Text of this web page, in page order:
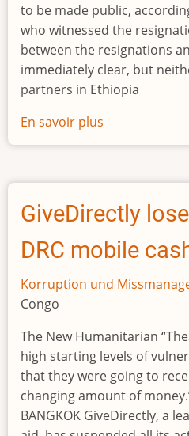
to be made public,
who witnessed the
between the resignations
immediately clear, but
partners in Ethiopia
En savoir plus
WFP
in
Ethiopia
resigns
amid
aid
diversion
GiveDirectly
DRC mobile
Korruption und
Congo
The New Humanitarian
high starting levels of
that they were going to
changing amount of
BANGKOK GiveDirectly, a